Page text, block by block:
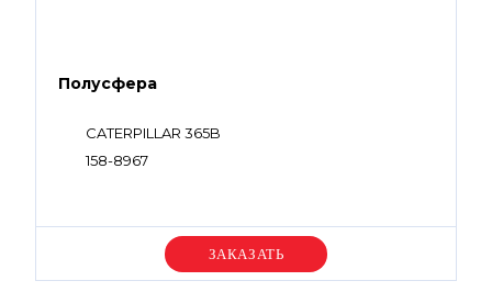
Полусфера
CATERPILLAR 365B
158-8967
Уточняйте цену